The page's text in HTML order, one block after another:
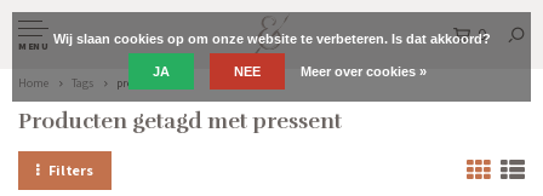
MENU
0
Home Tags pressent
Producten getagd met pressent
Filters
Wij slaan cookies op om onze website te verbeteren. Is dat akkoord?
JA NEE Meer over cookies »